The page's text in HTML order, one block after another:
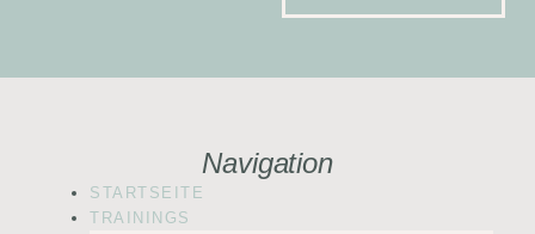
Navigation
STARTSEITE
TRAININGS